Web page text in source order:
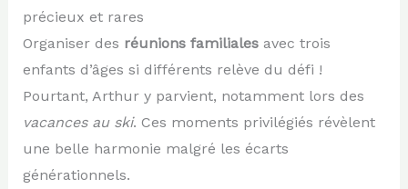
précieux et rares
Organiser des réunions familialesavec trois
enfants d’âges si différents relève du défi !
Pourtant, Arthur y parvient, notamment lors des
vacances au ski. Ces moments privilégiés révèlent
une belle harmonie malgré les écarts
générationnels.